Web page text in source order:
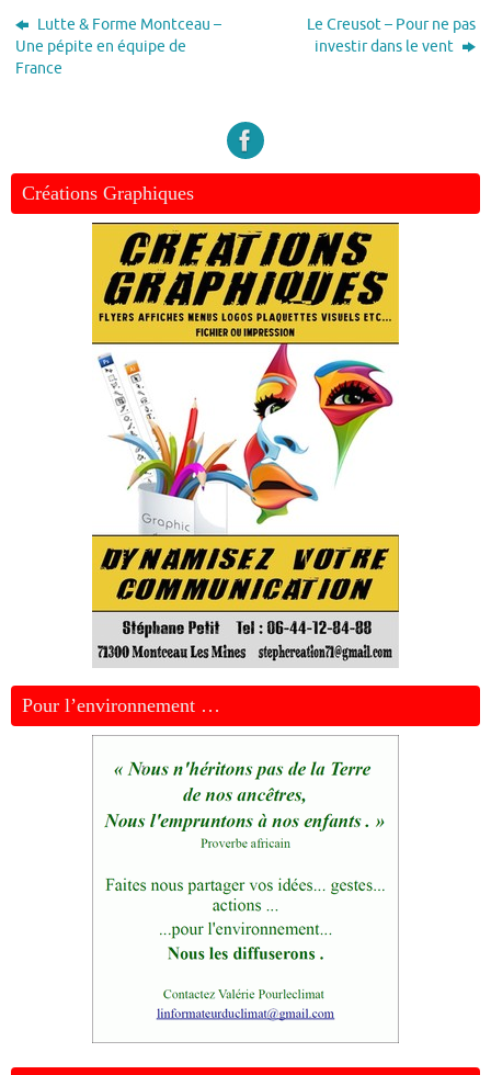
Lutte & Forme Montceau –
Une pépite en équipe de
France
Le Creusot – Pour ne pas
investir dans le vent
Créations Graphiques
Pour l’environnement …